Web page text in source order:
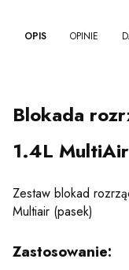
OPIS OPINIE
Blokada
1.4L MultiAir
Zestaw blokad
Multiair (pasek)
Zastosowanie: